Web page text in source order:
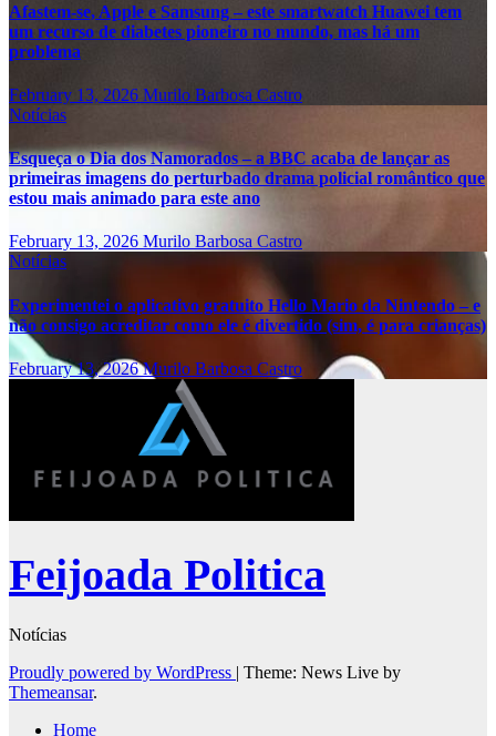
Afastem-se, Apple e Samsung – este smartwatch Huawei tem
um recurso de diabetes pioneiro no mundo, mas há um
problema
February 13, 2026 Murilo Barbosa Castro
Notícias
Esqueça o Dia dos Namorados – a BBC acaba de lançar as
primeiras imagens do perturbado drama policial romântico que
estou mais animado para este ano
February 13, 2026 Murilo Barbosa Castro
Notícias
Experimentei o aplicativo gratuito Hello Mario da Nintendo – e
não consigo acreditar como ele é divertido (sim, é para crianças)
February 13, 2026Murilo Barbosa Castro
Feijoada Politica
Notícias
Proudly powered by WordPress | Theme: News Live by
Themeansar.
Home